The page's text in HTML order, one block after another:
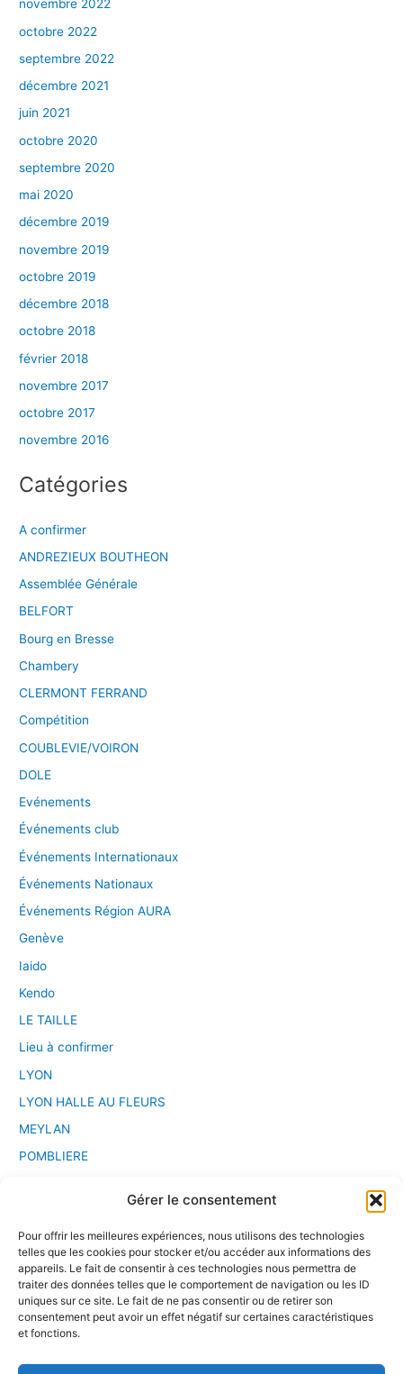
Gérer le consentement
Pour offrir les meilleures expériences, nous utilisons des technologies
telles que les cookies pour stocker et/ou accéder aux informations des
appareils. Le fait de consentir à ces technologies nous permettra de
traiter des données telles que le comportement de navigation ou les ID
uniques sur ce site. Le fait de ne pas consentir ou de retirer son
consentement peut avoir un effet négatif sur certaines caractéristiques
et fonctions.
novembre 2022
octobre 2022
septembre 2022
décembre 2021
juin 2021
octobre 2020
septembre 2020
mai 2020
décembre 2019
novembre 2019
octobre 2019
décembre 2018
octobre 2018
février 2018
novembre 2017
octobre 2017
novembre 2016
Catégories
A confirmer
ANDREZIEUX BOUTHEON
Assemblée Générale
BELFORT
Bourg en Bresse
Chambery
CLERMONT FERRAND
Compétition
COUBLEVIE/VOIRON
DOLE
Evénements
Événements club
Événements Internationaux
Événements Nationaux
Événements Région AURA
Genève
Iaido
Kendo
LE TAILLE
Lieu à confirmer
LYON
LYON HALLE AU FLEURS
MEYLAN
POMBLIERE
Sport Chanbara
Stage
VALENCE
VILLEURBANNE